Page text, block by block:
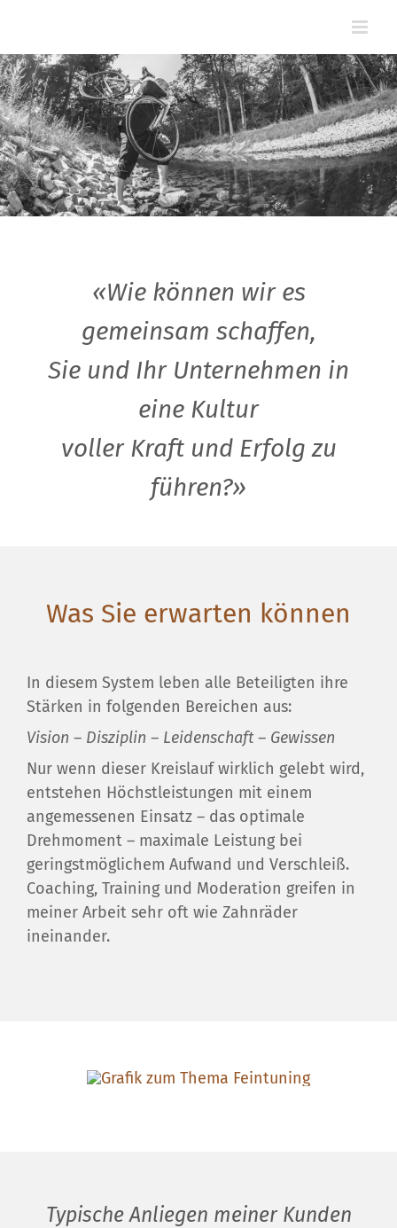
springen
«Wie können wir es
gemeinsam schaffen,
Sie und Ihr Unternehmen in
eine Kultur
voller Kraft und Erfolg zu
führen?»
Was Sie erwarten können
In diesem System leben alle Beteiligten ihre
Stärken in folgenden Bereichen aus:
Vision – Disziplin – Leidenschaft – Gewissen
Nur wenn dieser Kreislauf wirklich gelebt wird,
entstehen Höchstleistungen mit einem
angemessenen Einsatz – das optimale
Drehmoment – maximale Leistung bei
geringstmöglichem Aufwand und Verschleiß.
Coaching, Training und Moderation greifen in
meiner Arbeit sehr oft wie Zahnräder
ineinander.
Typische Anliegen meiner Kunden